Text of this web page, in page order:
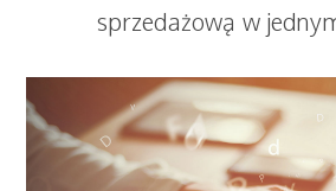
sprzedażową w